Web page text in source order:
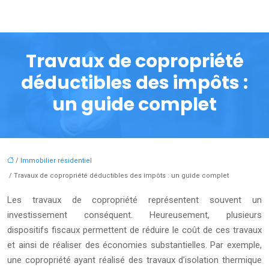
Travaux de copropriété
déductibles des impôts :
un guide complet
/ Immobilier résidentiel
/ Travaux de copropriété déductibles des impôts : un guide complet
Les travaux de copropriété représentent souvent un
investissement conséquent. Heureusement, plusieurs
dispositifs fiscaux permettent de réduire le coût de ces travaux
et ainsi de réaliser des économies substantielles. Par exemple,
une copropriété ayant réalisé des travaux d’isolation thermique